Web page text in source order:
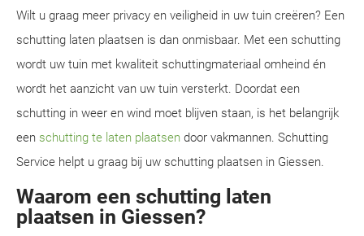
Wilt u graag meer privacy en veiligheid in uw tuin creëren? Een
schutting laten plaatsen is dan onmisbaar. Met een schutting
wordt uw tuin met kwaliteit schuttingmateriaal omheind én
wordt het aanzicht van uw tuin versterkt. Doordat een
schutting in weer en wind moet blijven staan, is het belangrijk
een schutting te laten plaatsen door vakmannen. Schutting
Service helpt u graag bij uw schutting plaatsen in Giessen.
Waarom een schutting laten
plaatsen in Giessen?